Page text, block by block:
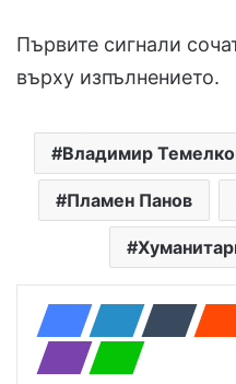
Първите сигнали
върху изпълнението.
Владимир
Пламен Панов